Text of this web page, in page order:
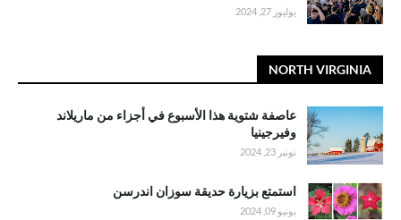
يوليوز 27, 2024
NORTH VIRGINIA
عاصفة شتوية هذا الأسبوع في أجزاء من ماريلاند
وفيرجينيا
نونبر 23, 2024
استمتع بزيارة حديقة سوزان اندرسن
يونيو 09, 2024